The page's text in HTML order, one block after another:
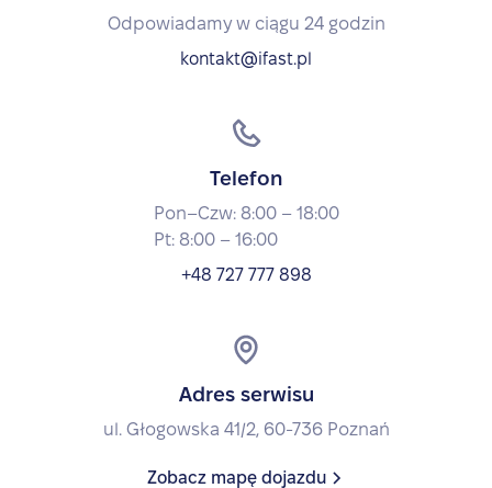
Odpowiadamy w ciągu 24 godzin
kontakt@ifast.pl
Telefon
Pon–Czw: 8:00 – 18:00
Pt: 8:00 – 16:00
+48 727 777 898
Adres serwisu
ul. Głogowska 41/2, 60-736 Poznań
Zobacz mapę dojazdu